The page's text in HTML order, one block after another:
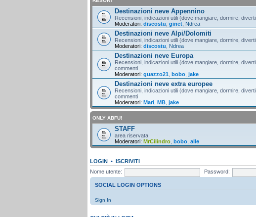
Destinazioni neve Appennino
Recensioni, indicazioni utili (dove mangiare, dormire,
Moderatori: discostu ginet Ndrea
Destinazioni neve Alpi/Dolomiti
Recensioni, indicazioni utili (dove mangiare, dormire,
Moderatori: discostu Ndrea
Destinazioni neve Europa
Recensioni, indicazioni utili (dove mangiare, dormire,
commenti
Moderatori: guazzo21 bobo jake
Destinazioni neve extra europee
Recensioni, indicazioni utili (dove mangiare, dormire,
commenti
Moderatori: Mari MB jake
ONLY ABFU!
STAFF
area riservata
Moderatori: MrCilindro bobo alle
LOGIN • ISCRIVITI
Nome utente:
Password:
SOCIAL LOGIN OPTIONS
Sign In